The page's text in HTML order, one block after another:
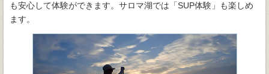
も安心して体験ができます。サロマ湖では「SUP体験」も楽しめ
ます。